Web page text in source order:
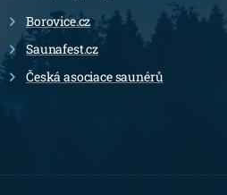
Borovice.cz
Saunafest.cz
Česká asociace saunérů